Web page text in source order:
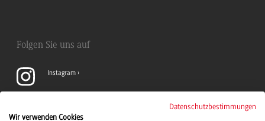
Folgen Sie uns auf
Instagram
Datenschutzbestimmungen
Wir verwenden Cookies